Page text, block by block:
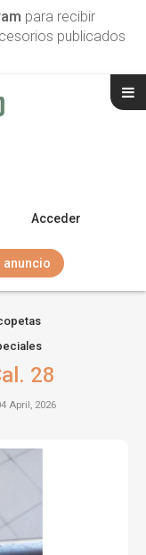
para recibir
publicados
Acceder
anuncio
28
April, 2026